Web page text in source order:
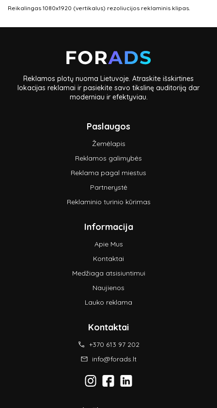
Reikalingas 1080x1920 (vertikalus) rezoliucijos reklaminis klipas.
Reklamos plotų nuoma Lietuvoje. Atraskite išskirtines
lokacijas reklamai ir pasiekite savo tikslinę auditoriją dar
moderniau ir efektyviau.
Paslaugos
Žemėlapis
Reklamos galimybės
Reklama pagal miestus
Partnerystė
Reklaminio turinio kūrimas
Informacija
Apie Mus
Kontaktai
Medžiaga atsisiuntimui
Naujienos
Lauko reklama
Kontaktai
+370 613 97 202
info@forads.lt